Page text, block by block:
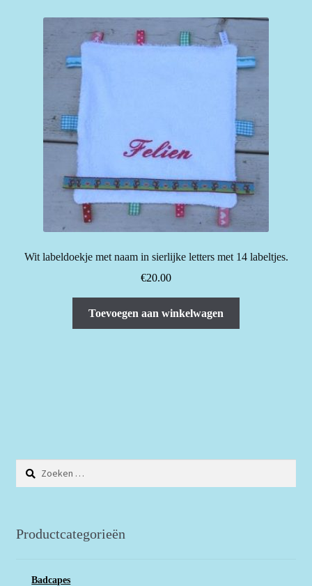
Wit labeldoekje met naam in sierlijke letters met 14 labeltjes.
€20.00
Toevoegen aan winkelwagen
Zoeken
naar:
Productcategorieën
Badcapes